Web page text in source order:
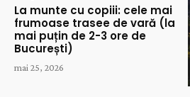
La munte cu copiii: cele mai
frumoase trasee de vară (la
mai puțin de 2-3 ore de
București)
mai 25, 2026